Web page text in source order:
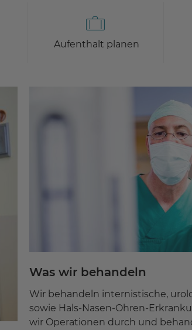
Aufenthalt planen
Was wir behandeln
Wir behandeln internistische,
sowie Hals-Nasen-Ohren-
wir Operationen durch und